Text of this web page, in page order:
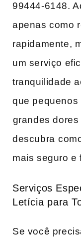
99444-6148.
‌apenas como
rapidamente,
um serviço
tranquilidade
que‍ pequenos
⁢grandes
descubra
mais seguro e
Serviços
Letícia ⁢para
Se você